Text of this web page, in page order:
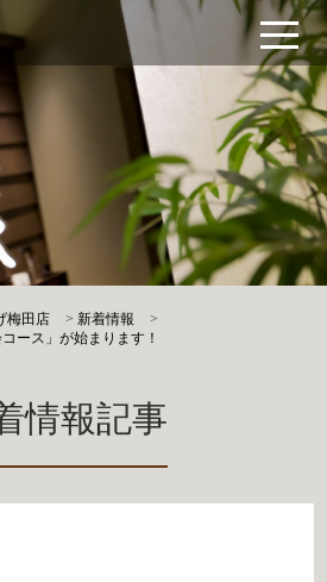
梅田店 >新着情報
>
ース」が始まります！
情報記事